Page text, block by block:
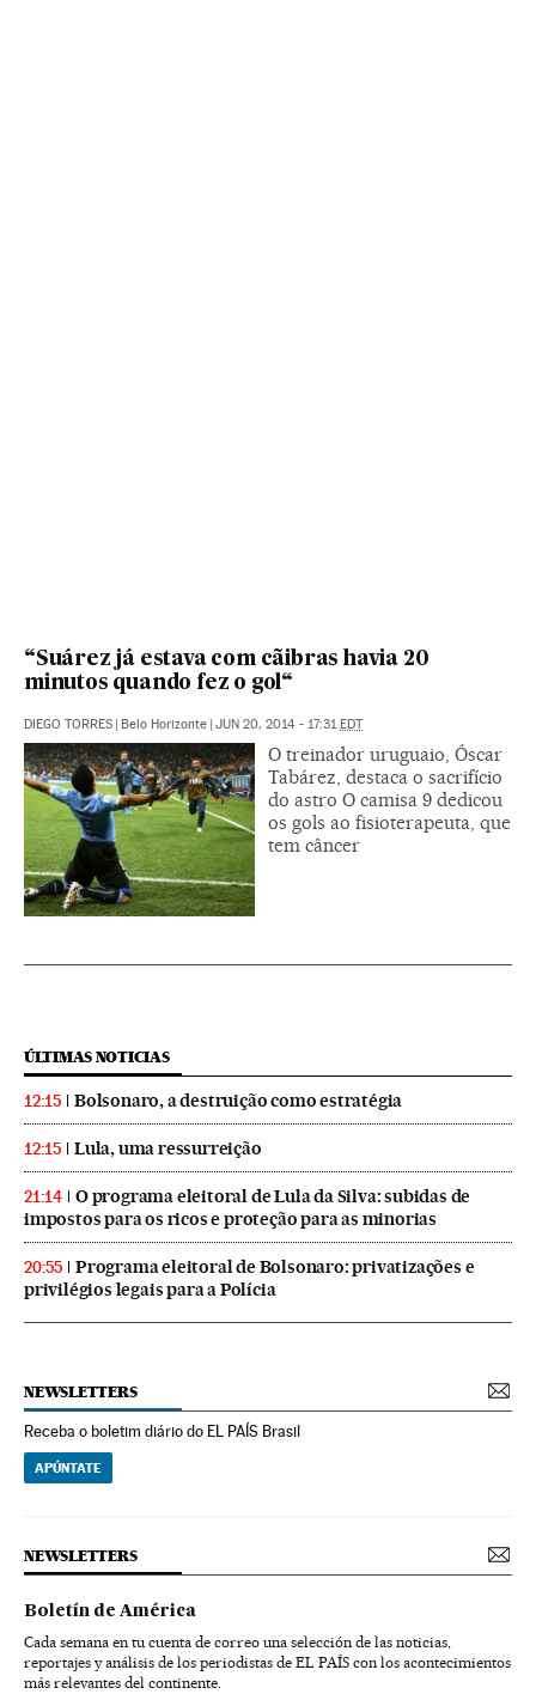
“Suárez já estava com cãibras havia 20
minutos quando fez o gol“
DIEGO TORRES Belo Horizonte JUN 20, 2014 - 17:31 EDT
O treinador uruguaio, Óscar
Tabárez, destaca o sacrifício
do astro O camisa 9 dedicou
os gols ao fisioterapeuta, que
tem câncer
ÚLTIMAS NOTICIAS
12:15 Bolsonaro, a destruição como estratégia
12:15 Lula, uma ressurreição
21:14
O programa eleitoral de Lula da Silva: subidas de
impostos para os ricos e proteção para as minorias
20:55
Programa eleitoral de Bolsonaro: privatizações e
privilégios legais para a Polícia
NEWSLETTERS
Receba o boletim diário do EL PAÍS Brasil
APÚNTATE
NEWSLETTERS
Boletín de América
Cada semana en tu cuenta de correo una selección de las noticias,
reportajes y análisis de los periodistas de EL PAÍS con los acontecimientos
más relevantes del continente.